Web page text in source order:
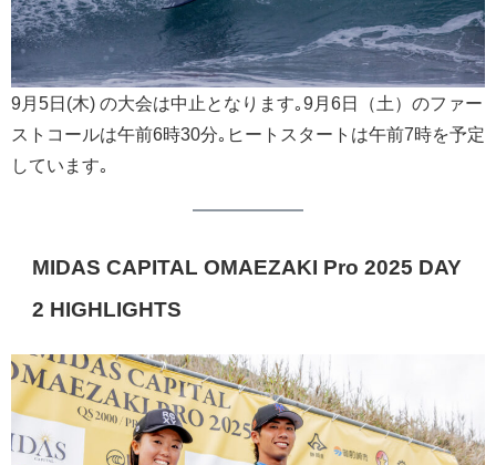
9月5日(木) の大会は中止となります｡9月6日（土）のファー
ストコールは午前6時30分｡ヒートスタートは午前7時を予定
しています｡
MIDAS CAPITAL OMAEZAKI Pro 2025 DAY
2 HIGHLIGHTS